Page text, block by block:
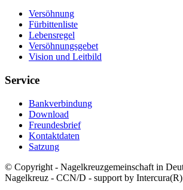
Versöhnung
Fürbittenliste
Lebensregel
Versöhnungsgebet
Vision und Leitbild
Service
Bankverbindung
Download
Freundesbrief
Kontaktdaten
Satzung
© Copyright - Nagelkreuzgemeinschaft in
Nagelkreuz - CCN/D - support by Intercura(R)